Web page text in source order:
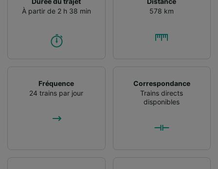
À partir de 2 h 38 min
578 km
Fréquence
24 trains par jour
Correspondance
Trains directs
disponibles